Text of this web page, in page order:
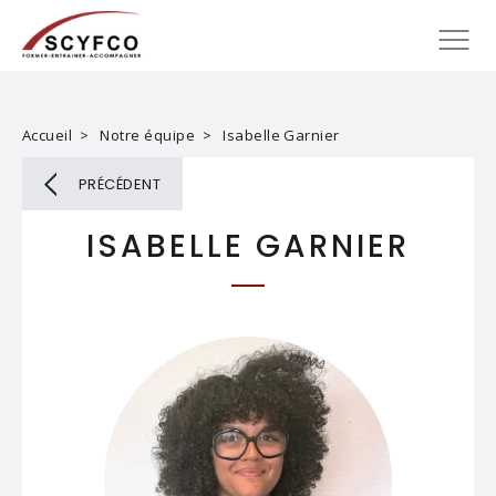
Accueil Notre équipe Isabelle Garnier
PRÉCÉDENT
ISABELLE GARNIER